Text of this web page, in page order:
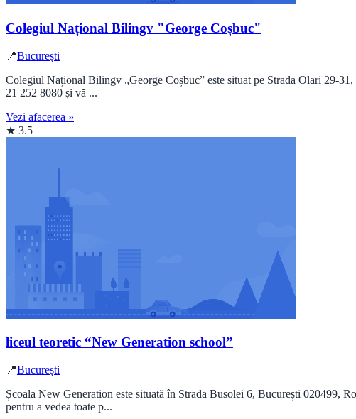
Colegiul Național Bilingv "George Coșbuc"
📍București
Colegiul Național Bilingv „George Coșbuc” este situat pe Strada Olari 29-
21 252 8080 și vă ...
Vezi afacerea »
★ 3.5
liceul teoretic “New Generation school”
📍București
Școala New Generation este situată în Strada Busolei 6, București 020499,
pentru a vedea toate p...